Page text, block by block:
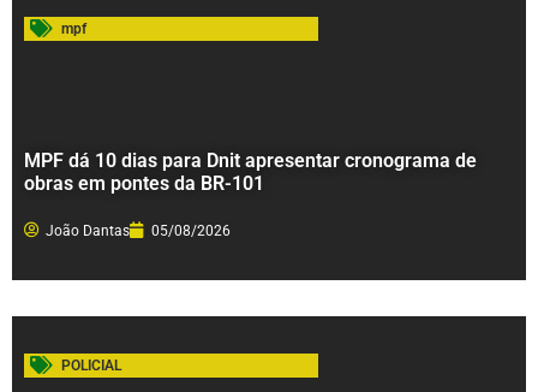
mpf
MPF dá 10 dias para Dnit apresentar cronograma de
obras em pontes da BR-101
João Dantas 05/08/2026
POLICIAL